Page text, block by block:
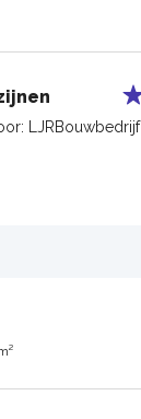
LJRBouwbedrijf